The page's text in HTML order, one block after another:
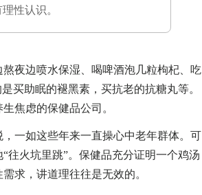
性认识。
夜边喷水保湿、喝啤酒泡几粒枸杞、吃
买助眠的褪黑素，买抗老的抗糖丸等。
焦虑的保健品公司。
一如这些年来一直操心中老年群体。可
往火坑里跳”。保健品充分证明一个鸡汤
求，讲道理往往是无效的。